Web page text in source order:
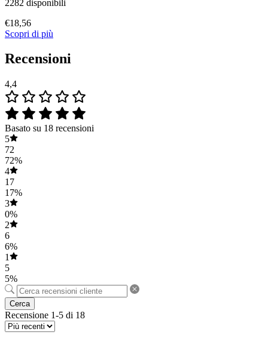
2282 disponibili
€18,56
Scopri di più
Recensioni
4,4
Basato su 18 recensioni
5
72
72%
4
17
17%
3
0%
2
6
6%
1
5
5%
Cerca
Recensione 1-5 di 18